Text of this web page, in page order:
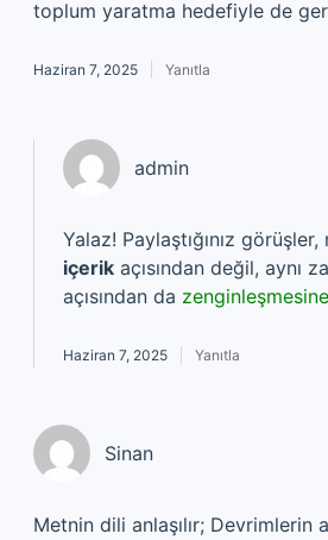
toplum yaratma hedefiyle de
Haziran 7, 2025 Yanıtla
admin
Yalaz! Paylaştığınız
içerik açısından değil, aynı
açısından da zenginleşmesine
Haziran 7, 2025 Yanıtla
Sinan
Metnin dili anlaşılır; Devrimlerin